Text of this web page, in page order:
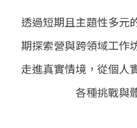
透過短期且主題性多元
期探索營與跨領域工作
走進真實情境，從個人
各種挑戰與